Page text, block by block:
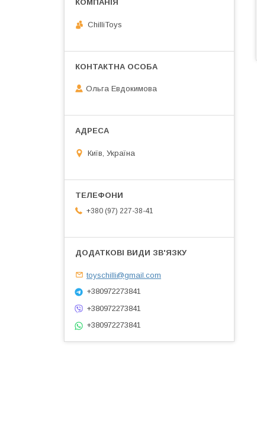
ChilliToys
Ольга Евдокимова
Київ, Україна
+380 (97) 227-38-41
toyschilli@gmail.com
+380972273841
+380972273841
+380972273841